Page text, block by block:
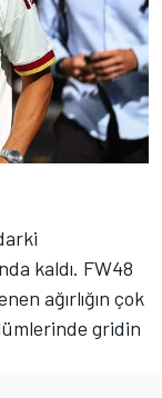
kaldı. FW48
ağırlığın çok
gridin